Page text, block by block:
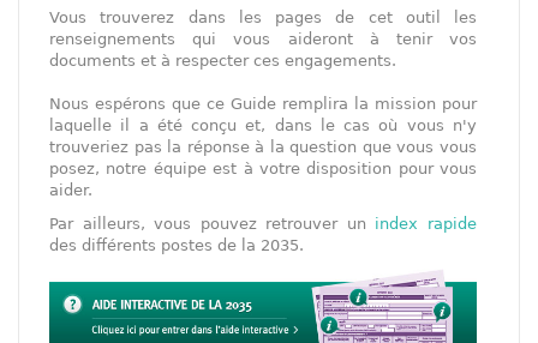
Vous trouverez dans les pages de cet outil les
renseignements qui vous aideront à tenir vos
documents et à respecter ces engagements.
Nous espérons que ce Guide remplira la mission pour
laquelle il a été conçu et, dans le cas où vous n'y
trouveriez pas la réponse à la question que vous vous
posez, notre équipe est à votre disposition pour vous
aider.
Par ailleurs, vous pouvez retrouver un index rapide
des différents postes de la 2035.